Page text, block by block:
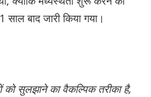
साल बाद जारी किया गया।
को सुलझाने का वैकल्पिक तरीका है,